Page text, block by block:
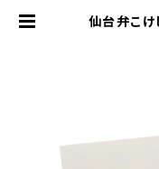
仙台弁こけ